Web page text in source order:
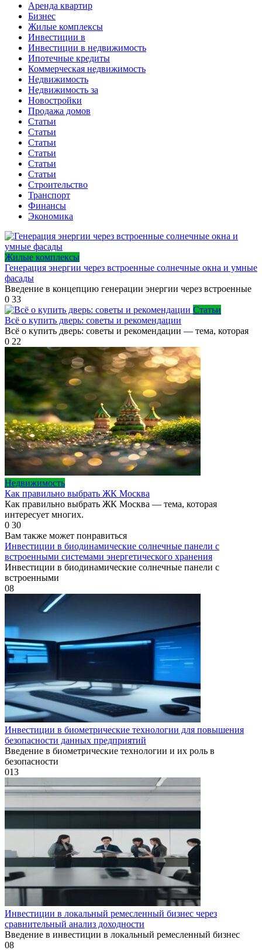
Аренда квартир
Бизнес
Жилые комплексы
Инвестиции в
Инвестиции в недвижимость
Ипотечные кредиты
Коммерческая недвижимость
Недвижимость
Недвижимость за
Новостройки
Продажа домов
Статьи
Статьи
Статьи
Статьи
Статьи
Статьи
Строительство
Транспорт
Финансы
Экономика
Жилые комплексы
Генерация энергии через встроенные солнечные окна и умные
фасады
Введение в концепцию генерации энергии через встроенные
0 33
Статьи
Всё о купить дверь: советы и рекомендации
Всё о купить дверь: советы и рекомендации — тема, которая
0 22
Недвижимость
Как правильно выбрать ЖК Москва
Как правильно выбрать ЖК Москва — тема, которая
интересует многих.
0 30
Вам также может понравиться
Инвестиции в биодинамические солнечные панели с
встроенными системами энергетического хранения
Инвестиции в биодинамические солнечные панели с
встроенными
08
Инвестиции в биометрические технологии для повышения
безопасности данных предприятий
Введение в биометрические технологии и их роль в
безопасности
013
Инвестиции в локальный ремесленный бизнес через
сравнительный анализ доходности
Введение в инвестиции в локальный ремесленный бизнес
08